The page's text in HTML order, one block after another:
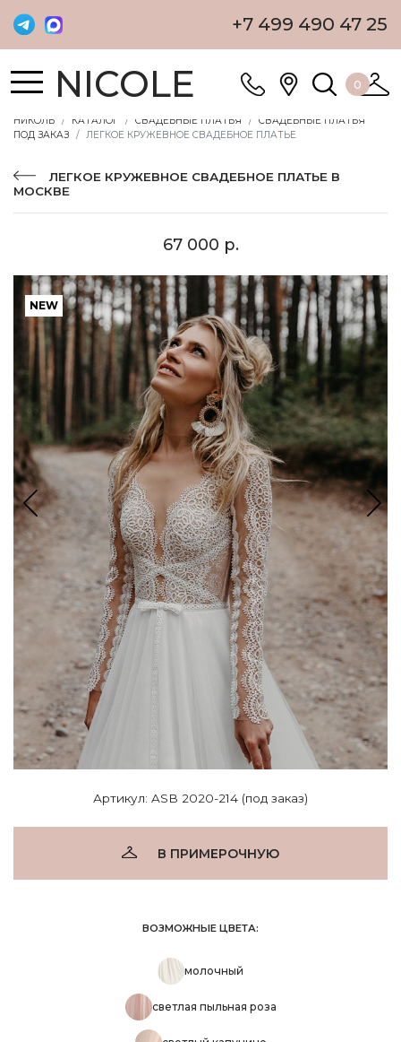
+7 499 490 47 25
NICOLE 0
НИКОЛЬ КАТАЛОГ СВАДЕБНЫЕ ПЛАТЬЯ
СВАДЕБНЫЕ ПЛАТЬЯ
ПОД ЗАКАЗ
ЛЕГКОЕ КРУЖЕВНОЕ СВАДЕБНОЕ ПЛАТЬЕ
ЛЕГКОЕ КРУЖЕВНОЕ СВАДЕБНОЕ ПЛАТЬЕ В
МОСКВЕ
67 000 р.
NEW
Артикул: ASB 2020-214 (под заказ)
В ПРИМЕРОЧНУЮ
ВОЗМОЖНЫЕ ЦВЕТА:
молочный
светлая пыльная роза